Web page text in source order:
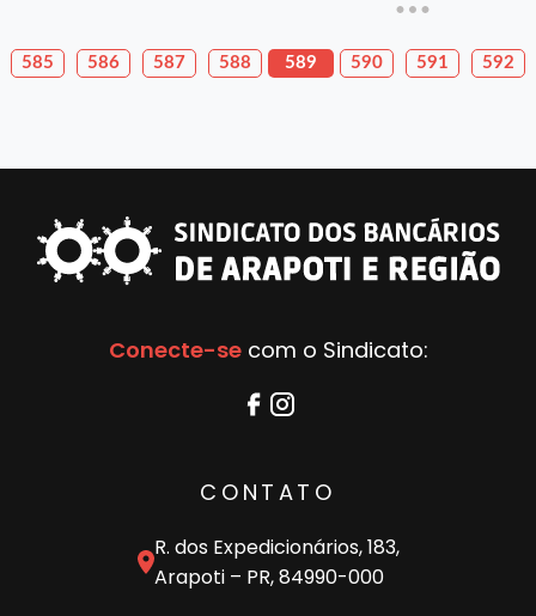
585 586 587 588 589 590 591 592
Conecte-secom o Sindicato:
CONTATO
R. dos Expedicionários, 183,
Arapoti – PR, 84990-000